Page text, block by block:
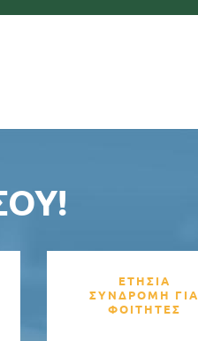
ΕΤΗΣΙΑ
ΣΥΝΔΡΟΜΗ ΓΙΑ
ΦΟΙΤΗΤΕΣ